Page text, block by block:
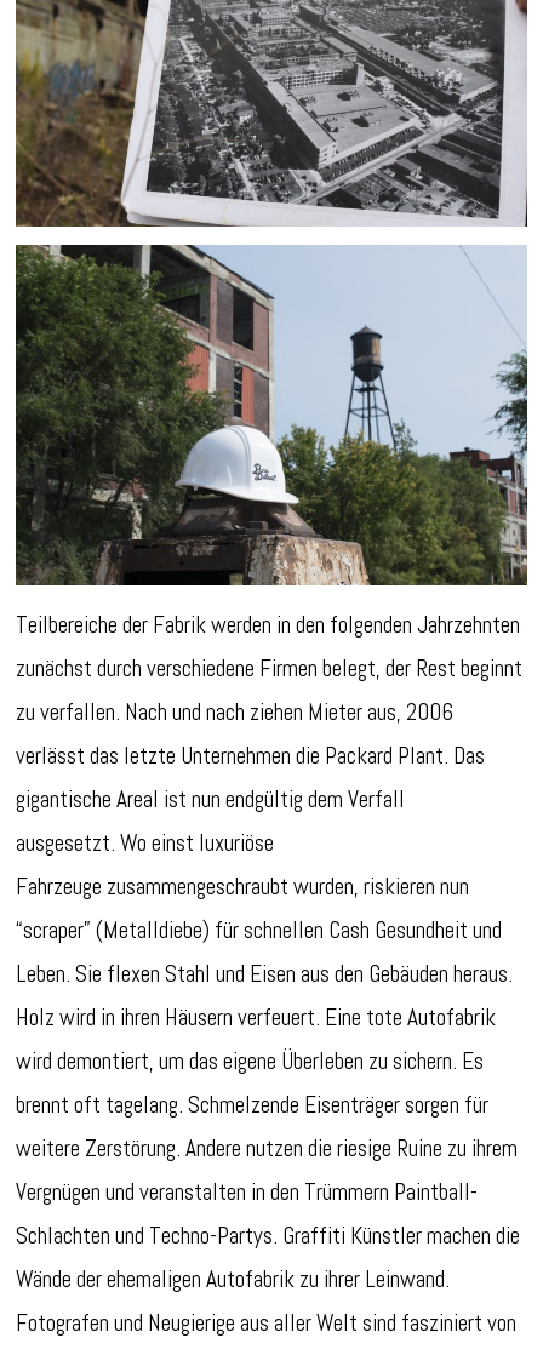
Teilbereiche der Fabrik werden in den folgenden Jahrzehnten
zunächst durch verschiedene Firmen belegt, der Rest beginnt
zu verfallen. Nach und nach ziehen Mieter aus, 2006
verlässt das letzte Unternehmen die Packard Plant. Das
gigantische Areal ist nun endgültig dem Verfall
ausgesetzt. Wo einst luxuriöse
Fahrzeuge zusammengeschraubt wurden, riskieren nun
“scraper” (Metalldiebe) für schnellen Cash Gesundheit und
Leben. Sie flexen Stahl und Eisen aus den Gebäuden heraus.
Holz wird in ihren Häusern verfeuert. Eine tote Autofabrik
wird demontiert, um das eigene Überleben zu sichern. Es
brennt oft tagelang. Schmelzende Eisenträger sorgen für
weitere Zerstörung.Andere nutzen die riesige Ruine zu ihrem
Vergnügen und veranstalten in den Trümmern Paintball-
Schlachten und Techno-Partys. Graffiti Künstler machen die
Wände der ehemaligen Autofabrik zu ihrer Leinwand.
Fotografen und Neugierige aus aller Welt sind fasziniert von